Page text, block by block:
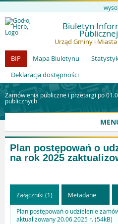
Biuletyn
Publicznej
Urząd Gminy i Miasta
BIP
Mapa Biuletynu
Deklaracja dostępności
Zamówienia publiczne i przetargi po
publicznych
Plan postępowań o
na rok 2025
Załączniki (1) Metadane
Plan postępowań o udzielenie
aktualizowany 20.06.2025 r. (54kB)